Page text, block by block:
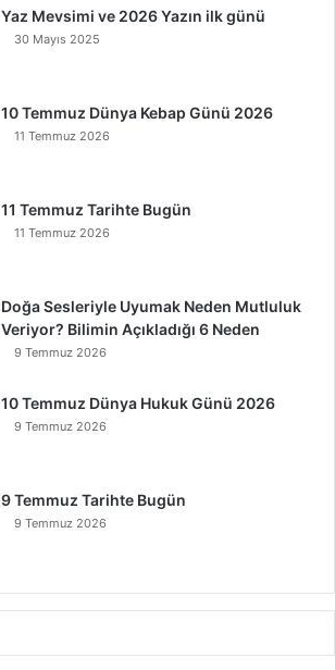
Yaz Mevsimi ve 2026 Yazın ilk günü
30 Mayıs 2025
10 Temmuz Dünya Kebap Günü 2026
11 Temmuz 2026
11 Temmuz Tarihte Bugün
11 Temmuz 2026
Doğa Sesleriyle Uyumak Neden Mutluluk
Veriyor? Bilimin Açıkladığı 6 Neden
9 Temmuz 2026
10 Temmuz Dünya Hukuk Günü 2026
9 Temmuz 2026
9 Temmuz Tarihte Bugün
9 Temmuz 2026